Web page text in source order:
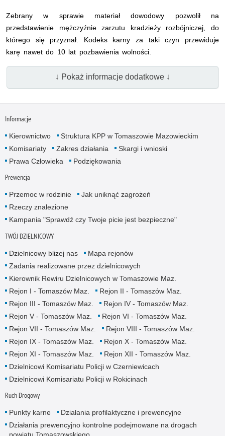
Zebrany w sprawie materiał dowodowy pozwolił na
przedstawienie mężczyźnie zarzutu kradzieży rozbójniczej, do
którego się przyznał. Kodeks karny za taki czyn przewiduje
karę nawet do 10 lat pozbawienia wolności.
↓ Pokaż informacje dodatkowe ↓
Informacje
Kierownictwo
Struktura KPP w Tomaszowie Mazowieckim
Komisariaty
Zakres działania
Skargi i wnioski
Prawa Człowieka
Podziękowania
Prewencja
Przemoc w rodzinie
Jak uniknąć zagrożeń
Rzeczy znalezione
Kampania "Sprawdź czy Twoje picie jest bezpieczne"
TWÓJ DZIELNICOWY
Dzielnicowy bliżej nas
Mapa rejonów
Zadania realizowane przez dzielnicowych
Kierownik Rewiru Dzielnicowych w Tomaszowie Maz.
Rejon I - Tomaszów Maz.
Rejon II - Tomaszów Maz.
Rejon III - Tomaszów Maz.
Rejon IV - Tomaszów Maz.
Rejon V - Tomaszów Maz.
Rejon VI - Tomaszów Maz.
Rejon VII - Tomaszów Maz.
Rejon VIII - Tomaszów Maz.
Rejon IX - Tomaszów Maz.
Rejon X - Tomaszów Maz.
Rejon XI - Tomaszów Maz.
Rejon XII - Tomaszów Maz.
Dzielnicowi Komisariatu Policji w Czerniewicach
Dzielnicowi Komisariatu Policji w Rokicinach
Ruch Drogowy
Punkty karne
Działania profilaktyczne i prewencyjne
Działania prewencyjno kontrolne podejmowane na drogach
powiatu Tomaszowskiego